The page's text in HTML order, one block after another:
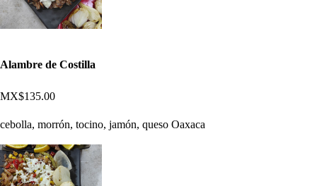
Alambre de Costilla
MX$135.00
cebolla, morrón, tocino, jamón, queso Oaxaca